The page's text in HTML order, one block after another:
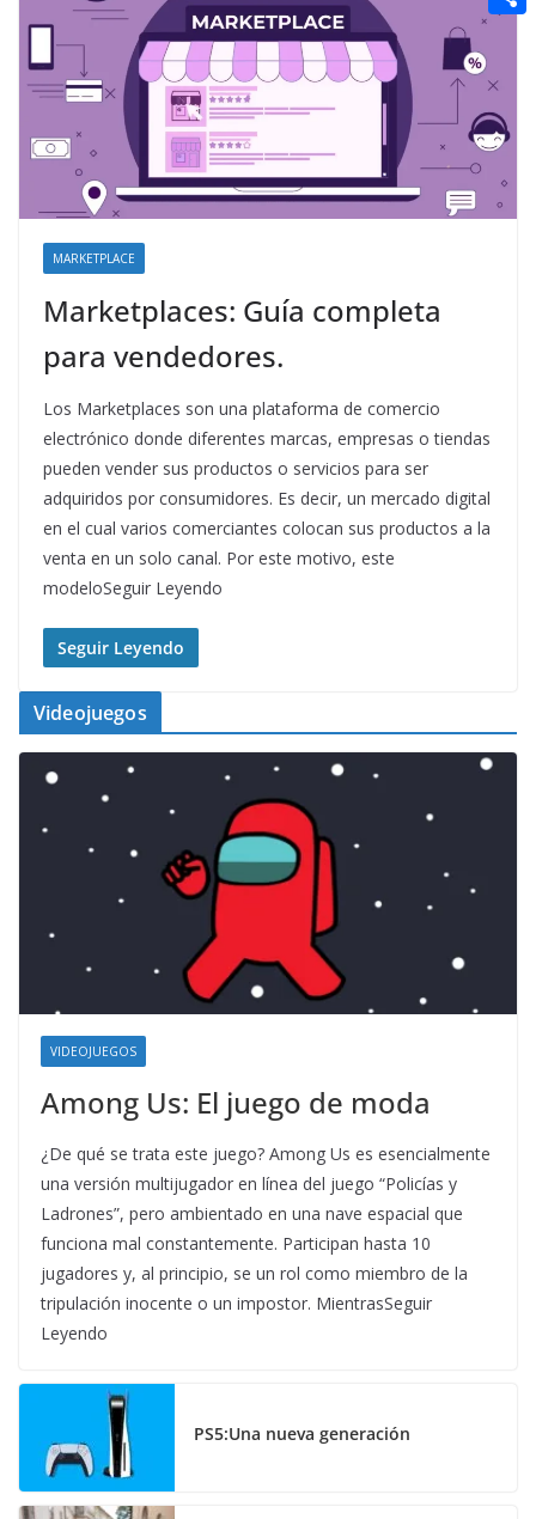
MARKETPLACE
Marketplaces: Guía completa
para vendedores.
Los Marketplaces son una plataforma de comercio
electrónico donde diferentes marcas, empresas o tiendas
pueden vender sus productos o servicios para ser
adquiridos por consumidores. Es decir, un mercado digital
en el cual varios comerciantes colocan sus productos a la
venta en un solo canal. Por este motivo, este
modeloSeguir Leyendo
Seguir Leyendo
Videojuegos
VIDEOJUEGOS
Among Us: El juego de moda
¿De qué se trata este juego? Among Us es esencialmente
una versión multijugador en línea del juego “Policías y
Ladrones”, pero ambientado en una nave espacial que
funciona mal constantemente. Participan hasta 10
jugadores y, al principio, se un rol como miembro de la
tripulación inocente o un impostor. MientrasSeguir
Leyendo
PS5:Una nueva generación
ng
r
e
s
a
l
i
m
p
r